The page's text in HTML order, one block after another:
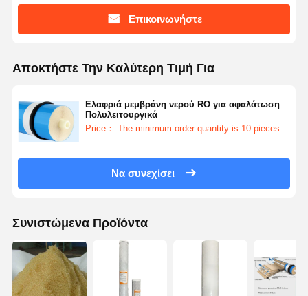
Επικοινωνήστε
Αποκτήστε Την Καλύτερη Τιμή Για
Ελαφριά μεμβράνη νερού RO για αφαλάτωση
Πολυλειτουργικά
Price： The minimum order quantity is 10 pieces.
Να συνεχίσει
Συνιστώμενα Προϊόντα